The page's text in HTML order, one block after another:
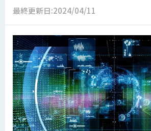
最終更新日:2024/04/11